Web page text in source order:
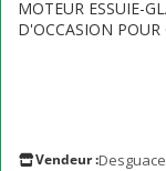
MOTEUR ESSUIE-
D'OCCASION POUR
Vendeur :